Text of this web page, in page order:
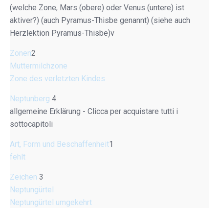
(welche Zone, Mars (obere) oder Venus (untere) ist
aktiver?) (auch Pyramus-Thisbe genannt) (siehe auch
Herzlektion Pyramus-Thisbe)v
Zonen2
Muttermilchzone
Zone des verletzten Kindes
Neptunberg 4
allgemeine Erklärung - Clicca per acquistare tutti i
sottocapitoli
Art, Form und Beschaffenheit1
fehlt
Zeichen 3
Neptungürtel
Neptungürtel umgekehrt